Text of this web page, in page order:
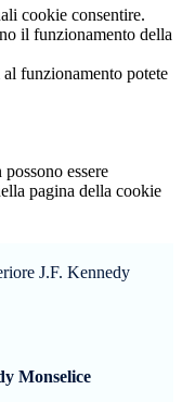
cookie consentire.
il funzionamento della
funzionamento potete
essere
pagina della cookie
J.F. Kennedy
Monselice